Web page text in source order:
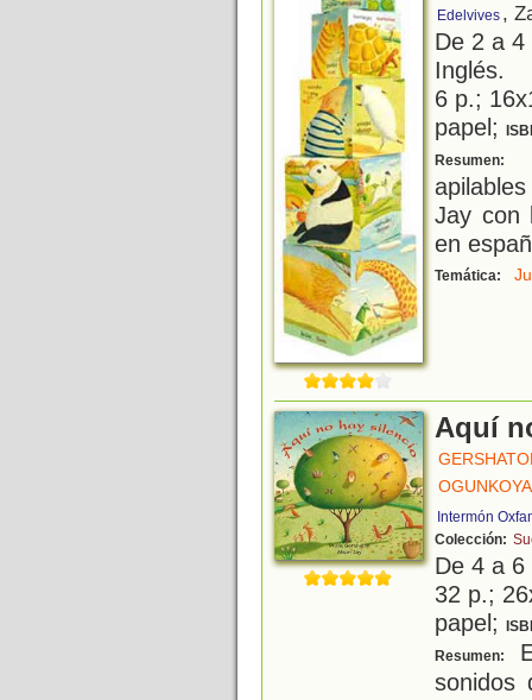
Edelvives ,
De 2 a
Inglés.
6 p.;
papel;
Resumen:
Jay con
en
Temática:
Aquí
Intermón
Colección:
De 4 a
32 p.;
papel;
Resumen:
sonidos